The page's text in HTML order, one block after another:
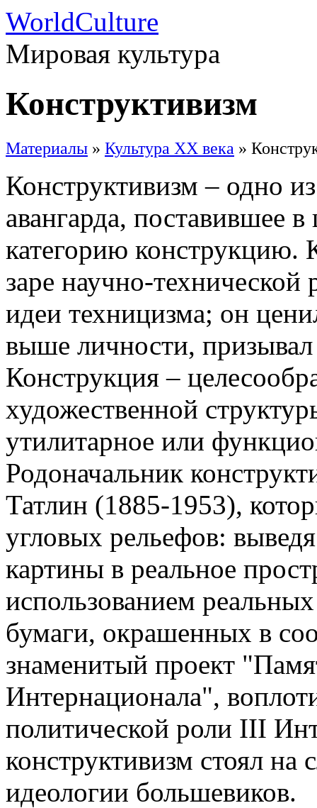
WorldCulture
Мировая культура
Конструктивизм
Материалы » Культура XX века »
Конструктивизм – одно
авангарда, поставившее в
категорию конструкцию.
заре научно-
идеи техницизма; он
выше личности, призывал
Конструкция –
художественной
утилитарное или
Родоначальник
Татлин (1885-1953),
угловых рельефов:
картины в реальное
использованием
бумаги, окрашенных в
знаменитый проект
Интернационала",
политической роли III
конструктивизм стоял
идеологии большевиков.